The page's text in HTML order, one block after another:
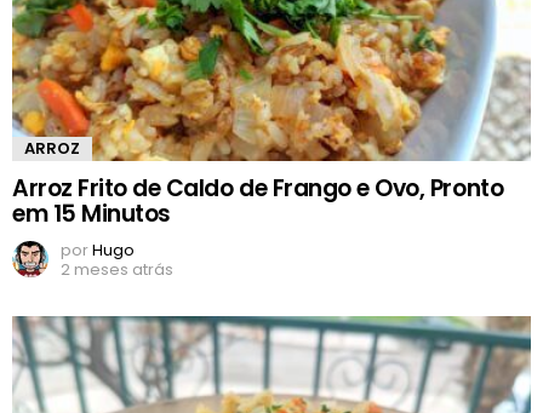
ARROZ
Arroz Frito de Caldo de Frango e Ovo, Pronto
em 15 Minutos
porHugo
2 meses atrás